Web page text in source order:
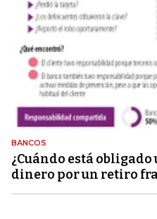
BANCOS
¿Cuándo está
dinero por un retiro